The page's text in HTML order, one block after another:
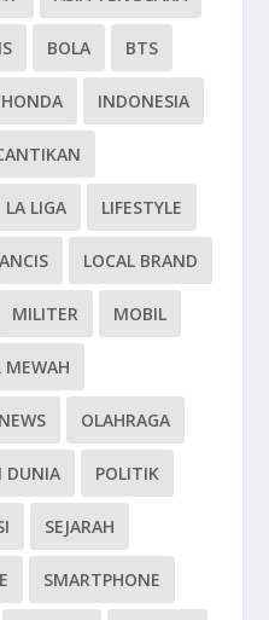
BOLA BTS
HONDA INDONESIA
LA LIGA LIFESTYLE
LOCAL BRAND
MILITER MOBIL
MEWAH
NEWS OLAHRAGA
DUNIA POLITIK
SEJARAH
SMARTPHONE